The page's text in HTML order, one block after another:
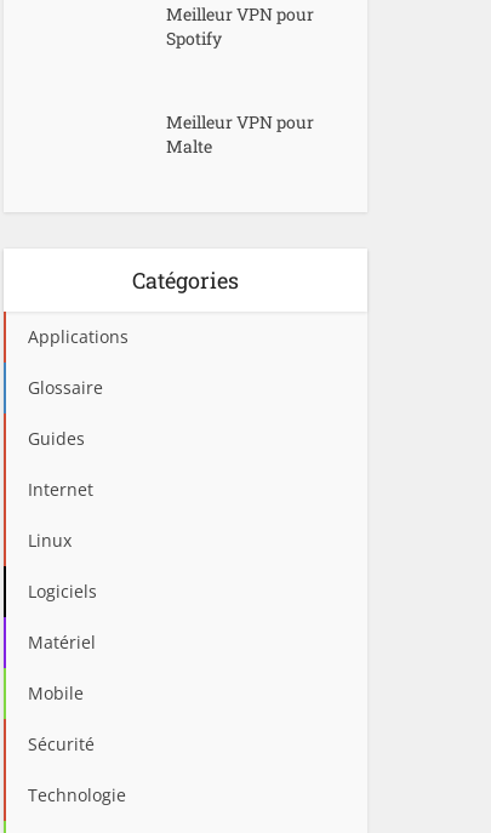
Meilleur VPN pour
Spotify
Meilleur VPN pour
Malte
Catégories
Applications
Glossaire
Guides
Internet
Linux
Logiciels
Matériel
Mobile
Sécurité
Technologie